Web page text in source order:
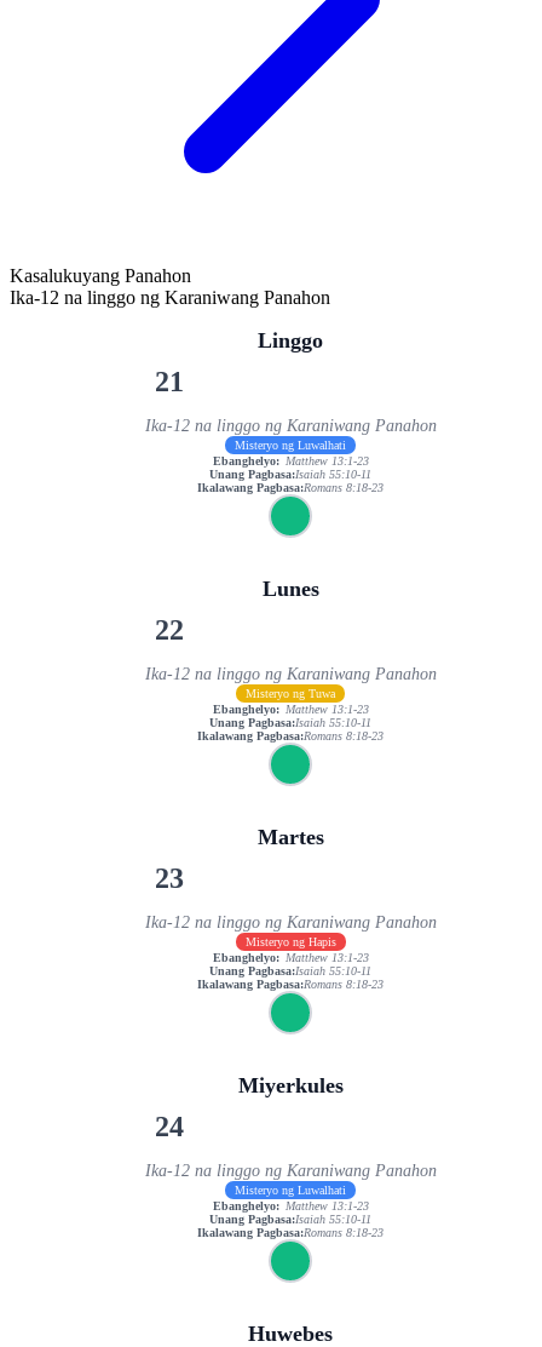
Kasalukuyang Panahon
Ika-12 na linggo ng Karaniwang Panahon
Linggo
21
Ika-12 na linggo ng Karaniwang Panahon
Misteryo ng Luwalhati
Ebanghelyo: Matthew 13:1-23
Unang Pagbasa:Isaiah 55:10-11
Ikalawang Pagbasa:Romans 8:18-23
Lunes
22
Ika-12 na linggo ng Karaniwang Panahon
Misteryo ng Tuwa
Ebanghelyo: Matthew 13:1-23
Unang Pagbasa:Isaiah 55:10-11
Ikalawang Pagbasa:Romans 8:18-23
Martes
23
Ika-12 na linggo ng Karaniwang Panahon
Misteryo ng Hapis
Ebanghelyo: Matthew 13:1-23
Unang Pagbasa:Isaiah 55:10-11
Ikalawang Pagbasa:Romans 8:18-23
Miyerkules
24
Ika-12 na linggo ng Karaniwang Panahon
Misteryo ng Luwalhati
Ebanghelyo: Matthew 13:1-23
Unang Pagbasa:Isaiah 55:10-11
Ikalawang Pagbasa:Romans 8:18-23
Huwebes